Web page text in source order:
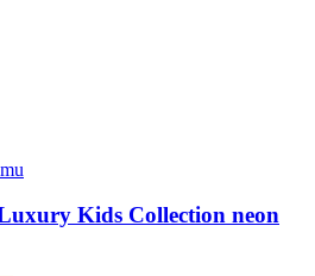
Kids Collection neon